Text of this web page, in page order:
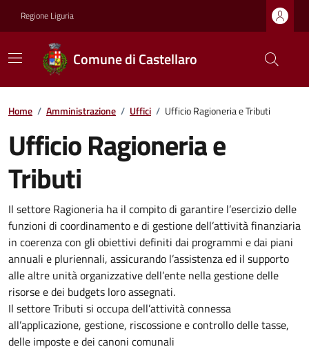
Regione Liguria
Comune di Castellaro
Home / Amministrazione / Uffici / Ufficio Ragioneria e Tributi
Ufficio Ragioneria e
Tributi
Il settore Ragioneria ha il compito di garantire l’esercizio delle
funzioni di coordinamento e di gestione dell’attività finanziaria
in coerenza con gli obiettivi definiti dai programmi e dai piani
annuali e pluriennali, assicurando l’assistenza ed il supporto
alle altre unità organizzative dell’ente nella gestione delle
risorse e dei budgets loro assegnati.
Il settore Tributi si occupa dell’attività connessa
all’applicazione, gestione, riscossione e controllo delle tasse,
delle imposte e dei canoni comunali